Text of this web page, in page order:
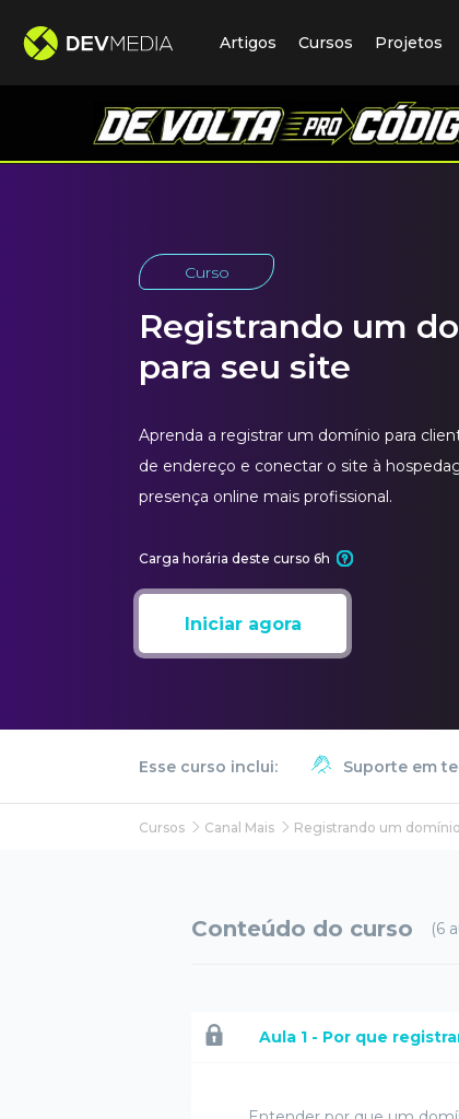
Artigos Cursos Projetos
Curso
Registrando um
para seu site
Aprenda a registrar um domínio para
de endereço e conectar o site à
presença online mais profissional.
Iniciar agora
Carga horária deste curso 6h
Esse curso inclui: Suporte em
Cursos Canal Mais Registrando um
Conteúdo do curso (6
Aula 1 - Por que